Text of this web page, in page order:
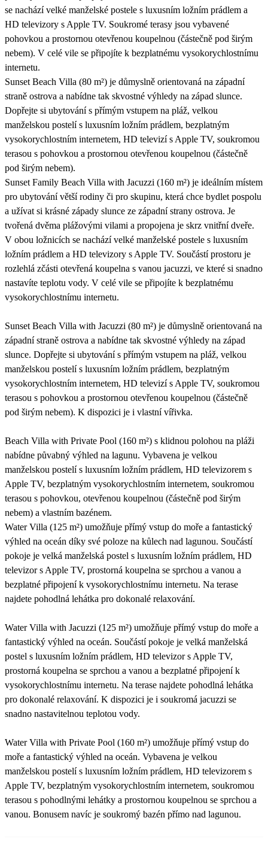
se nachází velké manželské postele s luxusním ložním prádlem a
HD televizory s Apple TV. Soukromé terasy jsou vybavené
pohovkou a prostornou otevřenou koupelnou (částečně pod širým
nebem). V celé vile se připojíte k bezplatnému vysokorychlostnímu
internetu.
Sunset Beach Villa (80 m²) je důmyslně orientovaná na západní
straně ostrova a nabídne tak skvostné výhledy na západ slunce.
Dopřejte si ubytování s přímým vstupem na pláž, velkou
manželskou postelí s luxusním ložním prádlem, bezplatným
vysokorychlostním internetem, HD televizí s Apple TV, soukromou
terasou s pohovkou a prostornou otevřenou koupelnou (částečně
pod širým nebem).
Sunset Family Beach Villa with Jacuzzi (160 m²) je ideálním místem
pro ubytování větší rodiny či pro skupinu, která chce bydlet pospolu
a užívat si krásné západy slunce ze západní strany ostrova. Je
tvořená dvěma plážovými vilami a propojena je skrz vnitřní dveře.
V obou ložnicích se nachází velké manželské postele s luxusním
ložním prádlem a HD televizory s Apple TV. Součástí prostoru je
rozlehlá zčásti otevřená koupelna s vanou jacuzzi, ve které si snadno
nastavíte teplotu vody. V celé vile se připojíte k bezplatnému
vysokorychlostnímu internetu.
Sunset Beach Villa with Jacuzzi (80 m²) je důmyslně orientovaná na
západní straně ostrova a nabídne tak skvostné výhledy na západ
slunce. Dopřejte si ubytování s přímým vstupem na pláž, velkou
manželskou postelí s luxusním ložním prádlem, bezplatným
vysokorychlostním internetem, HD televizí s Apple TV, soukromou
terasou s pohovkou a prostornou otevřenou koupelnou (částečně
pod širým nebem). K dispozici je i vlastní vířivka.
Beach Villa with Private Pool (160 m²) s klidnou polohou na pláži
nabídne půvabný výhled na lagunu. Vybavena je velkou
manželskou postelí s luxusním ložním prádlem, HD televizorem s
Apple TV, bezplatným vysokorychlostním internetem, soukromou
terasou s pohovkou, otevřenou koupelnou (částečně pod širým
nebem) a vlastním bazénem.
Water Villa (125 m²) umožňuje přímý vstup do moře a fantastický
výhled na oceán díky své poloze na kůlech nad lagunou. Součástí
pokoje je velká manželská postel s luxusním ložním prádlem, HD
televizor s Apple TV, prostorná koupelna se sprchou a vanou a
bezplatné připojení k vysokorychlostnímu internetu. Na terase
najdete pohodlná lehátka pro dokonalé relaxování.
Water Villa with Jacuzzi (125 m²) umožňuje přímý vstup do moře a
fantastický výhled na oceán. Součástí pokoje je velká manželská
postel s luxusním ložním prádlem, HD televizor s Apple TV,
prostorná koupelna se sprchou a vanou a bezplatné připojení k
vysokorychlostnímu internetu. Na terase najdete pohodlná lehátka
pro dokonalé relaxování. K dispozici je i soukromá jacuzzi se
snadno nastavitelnou teplotou vody.
Water Villa with Private Pool (160 m²) umožňuje přímý vstup do
moře a fantastický výhled na oceán. Vybavena je velkou
manželskou postelí s luxusním ložním prádlem, HD televizorem s
Apple TV, bezplatným vysokorychlostním internetem, soukromou
terasou s pohodlnými lehátky a prostornou koupelnou se sprchou a
vanou. Bonusem navíc je soukromý bazén přímo nad lagunou.